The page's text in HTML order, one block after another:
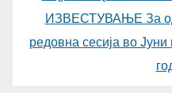
ИЗВЕСТУВАЊЕ За
редовна сесија во